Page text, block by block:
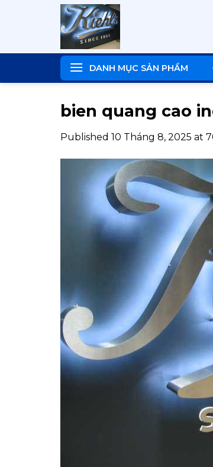
DANH MỤC SẢN PHẨM
bien quang cao
Published 10 Tháng 8, 2025 at